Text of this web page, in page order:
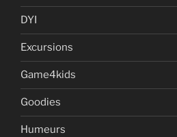
DYI
Excursions
Game4kids
Goodies
Humeurs